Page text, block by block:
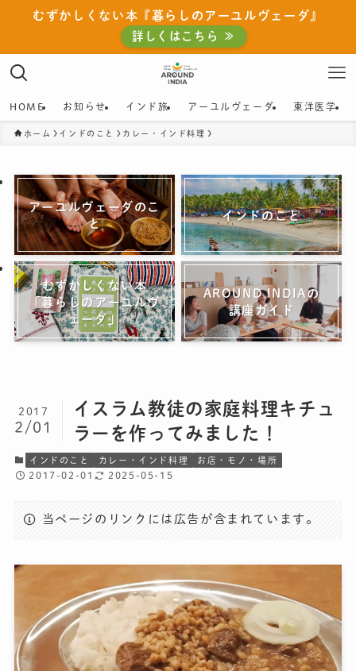
むずかしくない本『暮らしのアーユルヴェーダ』
詳しくはこちら ≫
HOME お知らせ インド旅 アーユルヴェーダ 東洋医学
ホーム インドのこと カレー・インド料理
アーユルヴェーダのこ
と
インドのこと
むずかしくない本
「暮らしのアーユルヴ
ェーダ」
AROUND INDIAの
講座ガイド
イスラム教徒の家庭料理キチュ
ラーを作ってみました！
2017
2/01
インドのこと カレー・インド料理 お店・モノ・場所
2017-02-01 2025-05-15
当ページのリンクには広告が含まれています。